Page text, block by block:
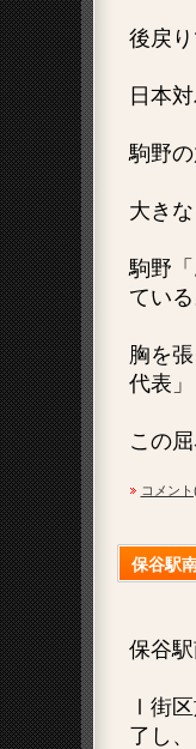
後戻
日本
駒野
大き
駒野
ている
胸を
代表」
この
コメント
保谷駅
保谷駅
Ⅰ街
了し、